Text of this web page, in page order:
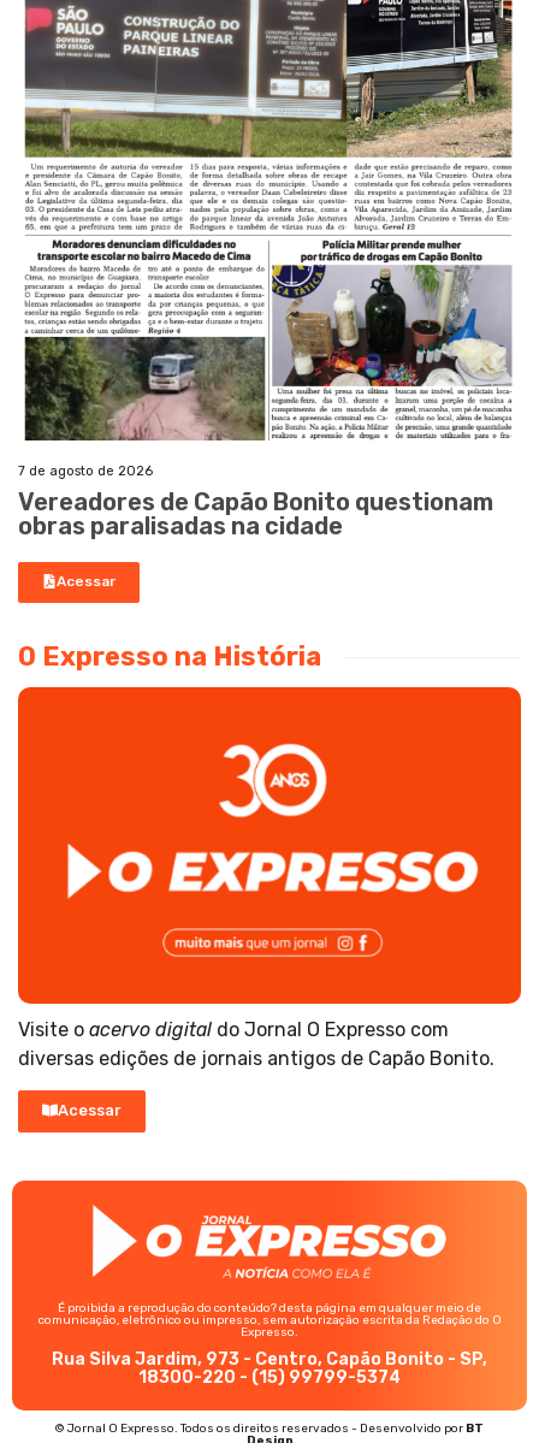
7 de agosto de 2026
Vereadores de Capão Bonito questionam
obras paralisadas na cidade
Acessar
O Expresso na História
Visite o acervo digital do Jornal O Expresso com
diversas edições de jornais antigos de Capão Bonito.
Acessar
É proibida a reprodução do conteúdo? desta página em qualquer meio de
comunicação, eletrônico ou impresso, sem autorização escrita da Redação do O
Expresso.
Rua Silva Jardim, 973 - Centro, Capão Bonito - SP,
18300-220 - (15) 99799-5374
© Jornal O Expresso. Todos os direitos reservados - Desenvolvido por BT